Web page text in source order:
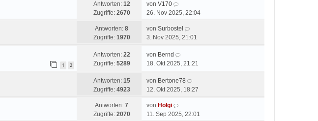
Antworten: 12
Zugriffe: 2670
von V170
26. Nov 2025, 22:04
Antworten: 8
Zugriffe: 1970
von Surbostel
3. Nov 2025, 21:01
1 2
Antworten: 22
Zugriffe: 5289
von Bernd
18. Okt 2025, 21:21
Antworten: 15
Zugriffe: 4923
von Bertone78
12. Okt 2025, 18:27
Antworten: 7
Zugriffe: 2070
von Holgi
11. Sep 2025, 22:01